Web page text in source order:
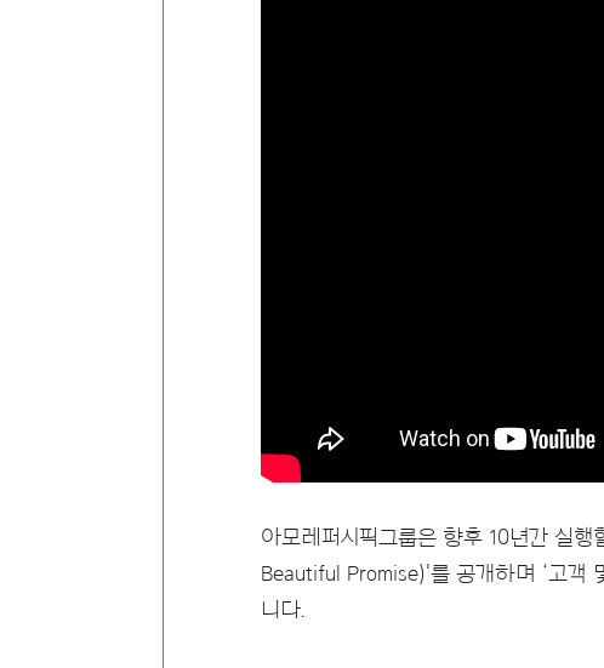
아모레퍼시픽그룹은 향후 10년간 실
Beautiful Promise)'를 공개하며 ‘고객
니다.